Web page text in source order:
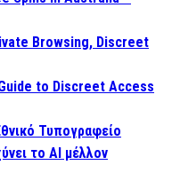
Browsing, Discreet
to Discreet Access
Τυπογραφείο
το AI μέλλον